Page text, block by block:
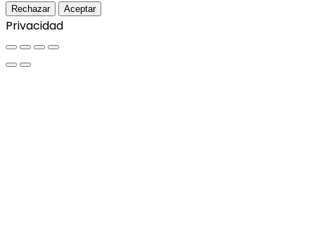
Rechazar Aceptar
Privacidad